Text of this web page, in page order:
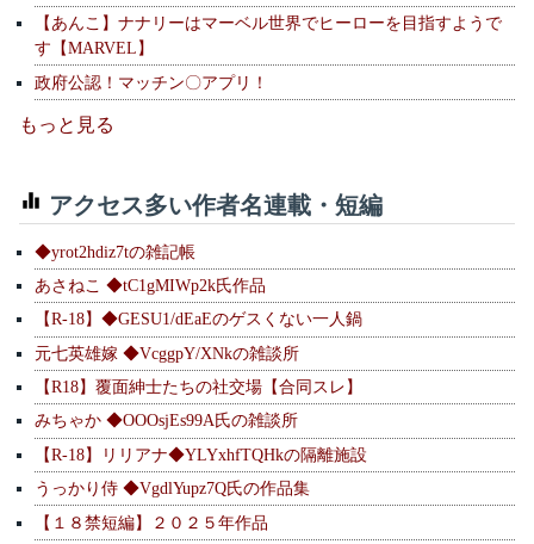
【あんこ】ナナリーはマーベル世界でヒーローを目指すようで
す【MARVEL】
政府公認！マッチン〇アプリ！
もっと見る
アクセス多い作者名連載・短編
◆yrot2hdiz7tの雑記帳
あさねこ ◆tC1gMIWp2k氏作品
【R-18】◆GESU1/dEaEのゲスくない一人鍋
元七英雄嫁 ◆VcggpY/XNkの雑談所
【R18】覆面紳士たちの社交場【合同スレ】
みちゃか ◆OOOsjEs99A氏の雑談所
【R-18】リリアナ◆YLYxhfTQHkの隔離施設
うっかり侍 ◆VgdlYupz7Q氏の作品集
【１８禁短編】２０２５年作品